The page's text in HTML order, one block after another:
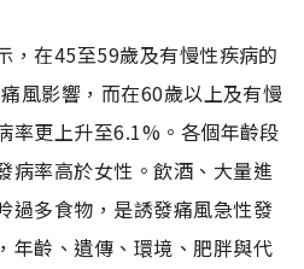
，在45至59歲及有慢性疾病的
風影響，而在60歲以上及有慢
率更上升至6.1%。各個年齡段
病率高於女性。飲酒、大量進
過多食物，是誘發痛風急性發
年齡、遺傳、環境、肥胖與代